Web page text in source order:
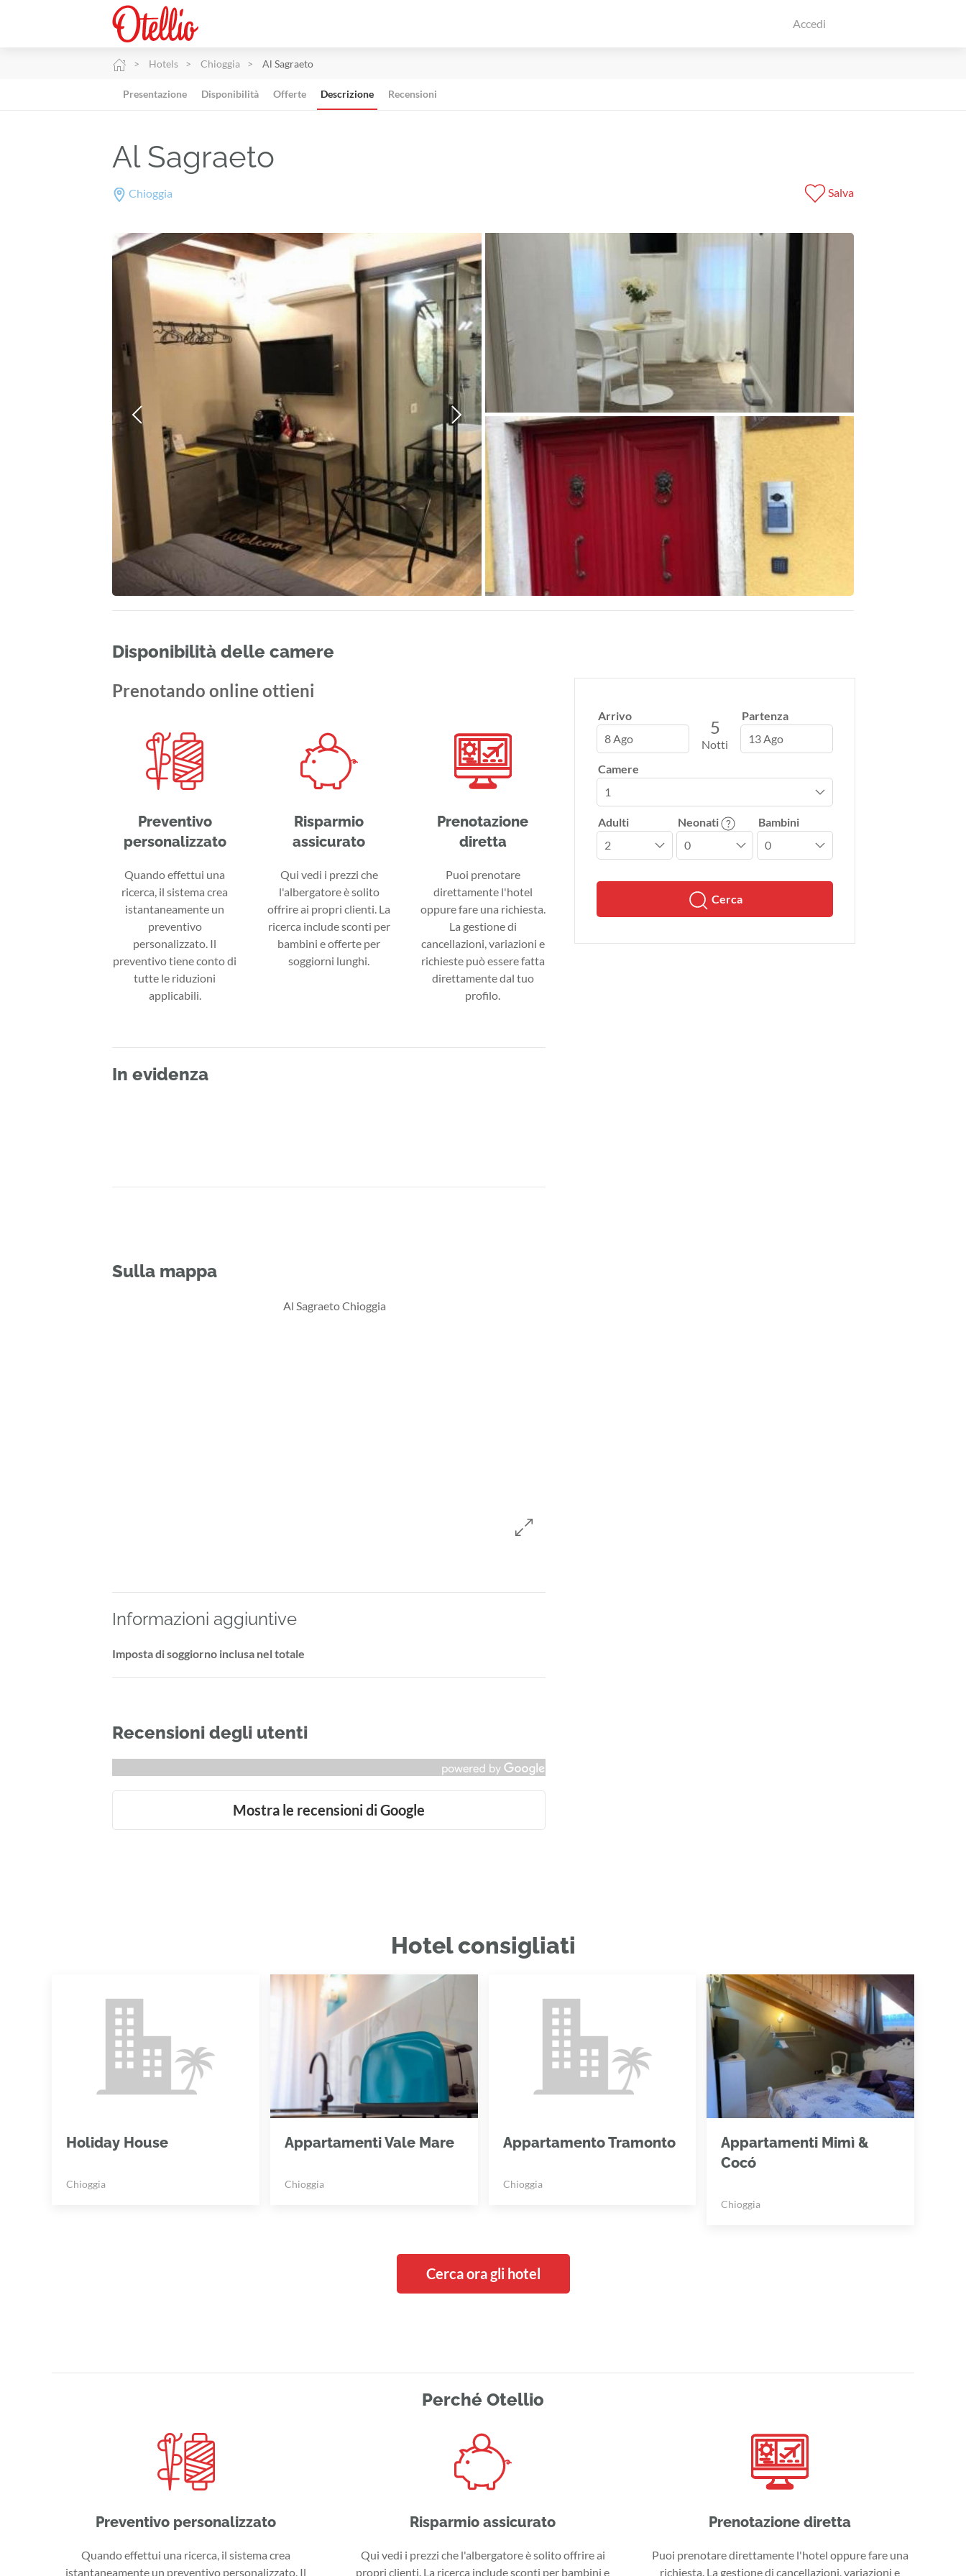
Accedi
Hotels Chioggia Al Sagraeto
Presentazione Disponibilità Offerte Descrizione Recensioni
Al Sagraeto
Chioggia Salva
Disponibilità delle camere
Arrivo
8 Ago
5
Notti
Partenza
13 Ago
Camere
Adulti Neonati Bambini
Cerca
Prenotando online ottieni
Preventivo
personalizzato
Quando effettui una
ricerca, il sistema crea
istantaneamente un
preventivo
personalizzato. Il
preventivo tiene conto di
tutte le riduzioni
applicabili.
Risparmio
assicurato
Qui vedi i prezzi che
l'albergatore è solito
offrire ai propri clienti. La
ricerca include sconti per
bambini e offerte per
soggiorni lunghi.
Prenotazione
diretta
Puoi prenotare
direttamente l'hotel
oppure fare una richiesta.
La gestione di
cancellazioni, variazioni e
richieste può essere fatta
direttamente dal tuo
profilo.
In evidenza
Sulla mappa
Informazioni aggiuntive
Imposta di soggiorno inclusa nel totale
Recensioni degli utenti
Mostra le recensioni di Google
Hotel consigliati
Holiday House
Chioggia
Appartamenti Vale Mare
Chioggia
Appartamento Tramonto
Chioggia
Appartamenti Mimì &
Cocó
Chioggia
Cerca ora gli hotel
Perché Otellio
Preventivo personalizzato
Quando effettui una ricerca, il sistema crea
istantaneamente un preventivo personalizzato. Il
Risparmio assicurato
Qui vedi i prezzi che l'albergatore è solito offrire ai
propri clienti. La ricerca include sconti per bambini e
Prenotazione diretta
Puoi prenotare direttamente l'hotel oppure fare una
richiesta. La gestione di cancellazioni, variazioni e